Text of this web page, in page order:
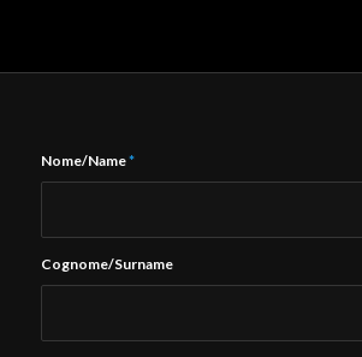
Nome/Name*
Cognome/Surname